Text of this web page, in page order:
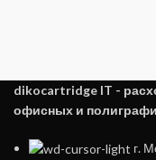
dikocartridge IT -
офисных и
г.